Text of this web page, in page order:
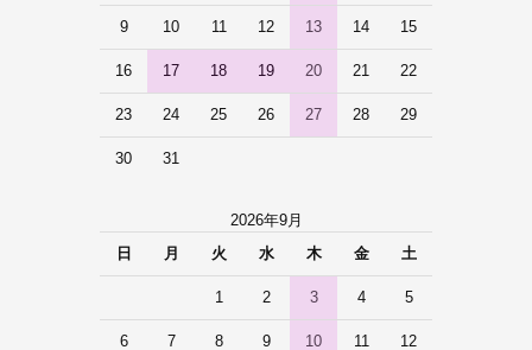
9 10 11 12 13 14 15
16 17 18 19 20 21 22
23 24 25 26 27 28 29
30 31
2026年9月
日
月 火 水 木 金 土
1 2 3 4 5
6 7 8 9 10 11 12